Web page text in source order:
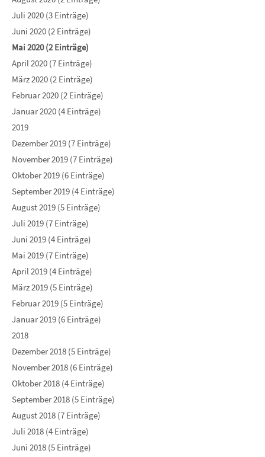
Juli 2020 (3 Einträge)
Juni 2020 (2 Einträge)
Mai 2020 (2 Einträge)
April 2020 (7 Einträge)
März 2020 (2 Einträge)
Februar 2020 (2 Einträge)
Januar 2020 (4 Einträge)
2019
Dezember 2019 (7 Einträge)
November 2019 (7 Einträge)
Oktober 2019 (6 Einträge)
September 2019 (4 Einträge)
August 2019 (5 Einträge)
Juli 2019 (7 Einträge)
Juni 2019 (4 Einträge)
Mai 2019 (7 Einträge)
April 2019 (4 Einträge)
März 2019 (5 Einträge)
Februar 2019 (5 Einträge)
Januar 2019 (6 Einträge)
2018
Dezember 2018 (5 Einträge)
November 2018 (6 Einträge)
Oktober 2018 (4 Einträge)
September 2018 (5 Einträge)
August 2018 (7 Einträge)
Juli 2018 (4 Einträge)
Juni 2018 (5 Einträge)